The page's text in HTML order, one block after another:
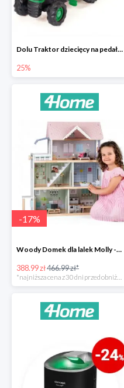
Dolu Traktor dziecięcy na pedały z przyczepką -25%
25%
-17%
Woody Domek dla lalek Molly -78zł
388.99 zł466.99 zł*